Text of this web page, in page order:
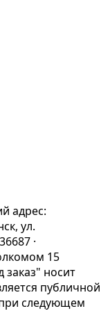
адрес:
ул.
·
15
заказ" носит
публичной
следующем